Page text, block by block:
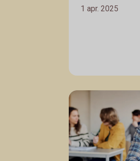
skönare.
1 apr. 2025